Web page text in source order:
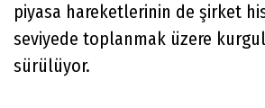
piyasa hareketlerinin de şirket
seviyede toplanmak üzere
sürülüyor.